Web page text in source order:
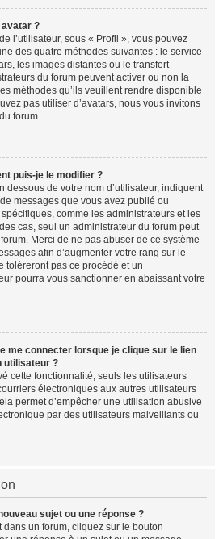
?
l’utilisateur, sous « Profil », vous pouvez
des quatre méthodes suivantes : le service
les images distantes ou le transfert
du forum peuvent activer ou non la
méthodes qu’ils veuillent rendre disponible
pas utiliser d’avatars, nous vous invitons
forum.
puis-je le modifier ?
dessous de votre nom d’utilisateur, indiquent
messages que vous avez publié ou
comme les administrateurs et les
cas, seul un administrateur du forum peut
Merci de ne pas abuser de ce système
afin d’augmenter votre rang sur le
toléreront pas ce procédé et un
pourra vous sanctionner en abaissant votre
me connecter lorsque je clique sur le lien
utilisateur ?
cette fonctionnalité, seuls les utilisateurs
électroniques aux autres utilisateurs
permet d’empêcher une utilisation abusive
par des utilisateurs malveillants ou
sujet ou une réponse ?
un forum, cliquez sur le bouton